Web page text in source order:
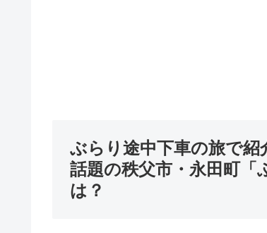
ぶらり途中下車の旅で紹
話題の秩父市・永田町「
は？